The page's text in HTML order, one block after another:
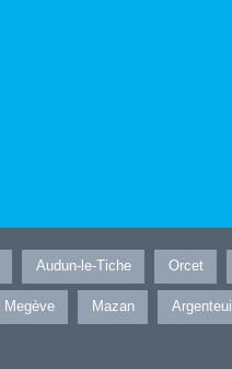
Audun-le-Tiche Orcet
Megève Mazan Argenteuil